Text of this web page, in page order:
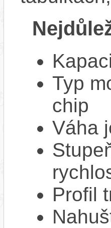
Typ
chip
Váha
Profil